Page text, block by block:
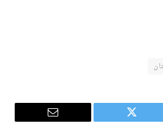
Twitter
Email